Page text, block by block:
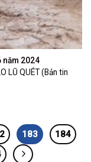
năm 2024
LŨ QUÉT (Bản tin
183
184